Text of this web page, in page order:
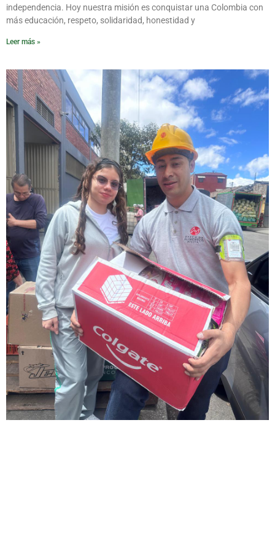
independencia. Hoy nuestra misión es conquistar una Colombia con
más educación, respeto, solidaridad, honestidad y
Leer más »